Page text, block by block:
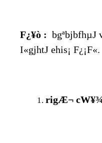
F¿¥ò : bgªbjbfhµJ
I«gjhtJ ehis¡ F¿¡F«.
rigÆ¬